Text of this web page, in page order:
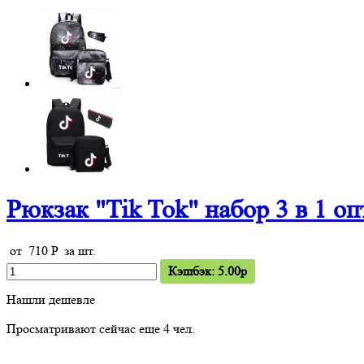
Рюкзак "Tik Tok" набор 3 в 1
от 710 Pза шт.
Кэшбэк: 5.00p
Нашли дешевле
Просматривают сейчас еще 4 чел.